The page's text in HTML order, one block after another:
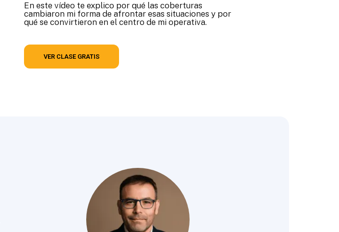
En este vídeo te explico por qué las coberturas
cambiaron mi forma de afrontar esas situaciones y por
qué se convirtieron en el centro de mi operativa.
VER CLASE GRATIS